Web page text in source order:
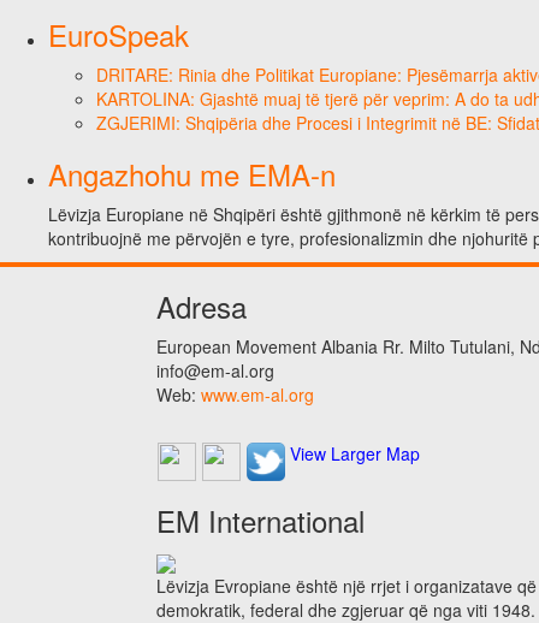
EuroSpeak
DRITARE: Rinia dhe Politikat Europiane: Pjesëmarrja
KARTOLINA: Gjashtë muaj të tjerë për veprim: A do ta
ZGJERIMI: Shqipëria dhe Procesi i Integrimit në BE:
Angazhohu me EMA-n
Lëvizja Europiane në Shqipëri është gjithmonë në kërkim të
kontribuojnë me përvojën e tyre, profesionalizmin dhe
Adresa
European Movement Albania Rr. Milto Tutulani,
info@em-al.org
Web: www.em-al.org
View Larger Map
EM International
Lëvizja Evropiane është një rrjet i organizatave
demokratik, federal dhe zgjeruar që nga viti 1948.